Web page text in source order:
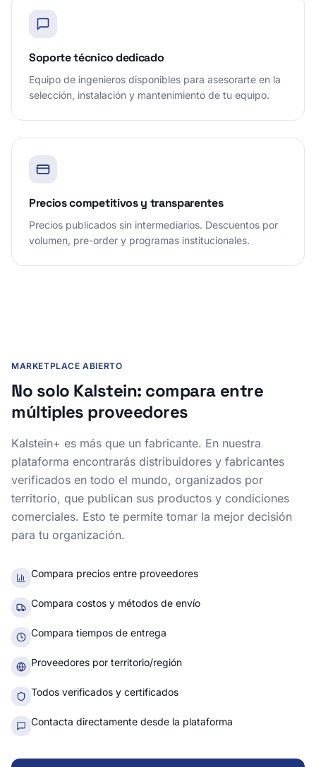
Soporte técnico dedicado
Equipo de ingenieros disponibles para asesorarte en la
selección, instalación y mantenimiento de tu equipo.
Precios competitivos y transparentes
Precios publicados sin intermediarios. Descuentos por
volumen, pre-order y programas institucionales.
MARKETPLACE ABIERTO
No solo Kalstein: compara entre
múltiples proveedores
Kalstein+ es más que un fabricante. En nuestra
plataforma encontrarás distribuidores y fabricantes
verificados en todo el mundo, organizados por
territorio, que publican sus productos y condiciones
comerciales. Esto te permite tomar la mejor decisión
para tu organización.
Compara precios entre proveedores
Compara costos y métodos de envío
Compara tiempos de entrega
Proveedores por territorio/región
Todos verificados y certificados
Contacta directamente desde la plataforma